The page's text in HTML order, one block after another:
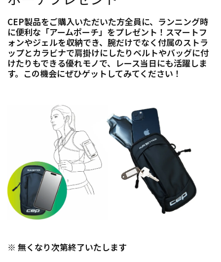
CEP製品をご購入いただいた方全員に、ランニング時
に便利な「アームポーチ」をプレゼント！スマートフ
ォンやジェルを収納でき、腕だけでなく付属のストラ
ップとカラビナで肩掛けにしたりベルトやバッグに付
けたりもできる優れモノで、レース当日にも活躍しま
す。この機会にぜひゲットしてみてください！
※ 無くなり次第終了いたします